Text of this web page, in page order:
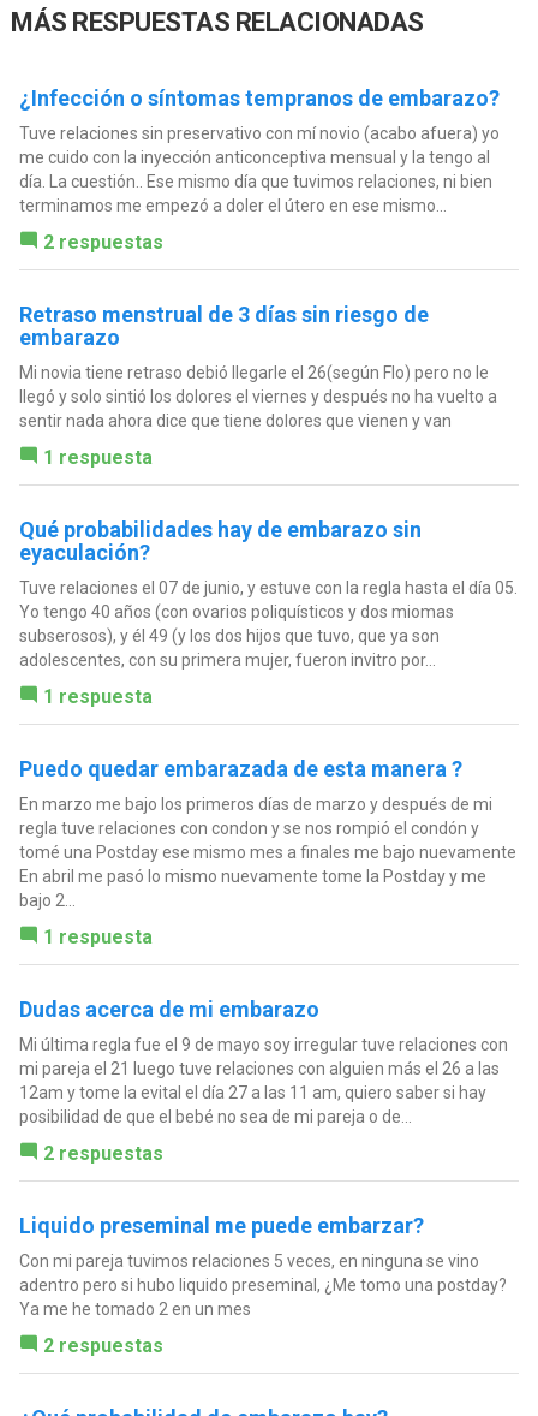
MÁS RESPUESTAS RELACIONADAS
¿Infección o síntomas tempranos de embarazo?
Tuve relaciones sin preservativo con mí novio (acabo afuera) yo
me cuido con la inyección anticonceptiva mensual y la tengo al
día. La cuestión.. Ese mismo día que tuvimos relaciones, ni bien
terminamos me empezó a doler el útero en ese mismo...
2 respuestas
Retraso menstrual de 3 días sin riesgo de
embarazo
Mi novia tiene retraso debió llegarle el 26(según Flo) pero no le
llegó y solo sintió los dolores el viernes y después no ha vuelto a
sentir nada ahora dice que tiene dolores que vienen y van
1 respuesta
Qué probabilidades hay de embarazo sin
eyaculación?
Tuve relaciones el 07 de junio, y estuve con la regla hasta el día 05.
Yo tengo 40 años (con ovarios poliquísticos y dos miomas
subserosos), y él 49 (y los dos hijos que tuvo, que ya son
adolescentes, con su primera mujer, fueron invitro por...
1 respuesta
Puedo quedar embarazada de esta manera ?
En marzo me bajo los primeros días de marzo y después de mi
regla tuve relaciones con condon y se nos rompió el condón y
tomé una Postday ese mismo mes a finales me bajo nuevamente
En abril me pasó lo mismo nuevamente tome la Postday y me
bajo 2...
1 respuesta
Dudas acerca de mi embarazo
Mi última regla fue el 9 de mayo soy irregular tuve relaciones con
mi pareja el 21 luego tuve relaciones con alguien más el 26 a las
12am y tome la evital el día 27 a las 11 am, quiero saber si hay
posibilidad de que el bebé no sea de mi pareja o de...
2 respuestas
Liquido preseminal me puede embarzar?
Con mi pareja tuvimos relaciones 5 veces, en ninguna se vino
adentro pero si hubo liquido preseminal, ¿Me tomo una postday?
Ya me he tomado 2 en un mes
2 respuestas